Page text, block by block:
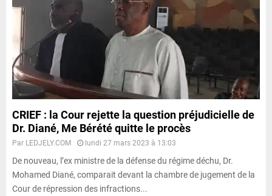
CRIEF : la Cour rejette la question préjudicielle de
Dr. Diané, Me Bérété quitte le procès
Par LEDJELY.COM lundi 27 mars 2023 à 13:03
De nouveau, l’ex ministre de la défense du régime déchu, Dr.
Mohamed Diané, comparait devant la chambre de jugement de la
Cour de répression des infractions...